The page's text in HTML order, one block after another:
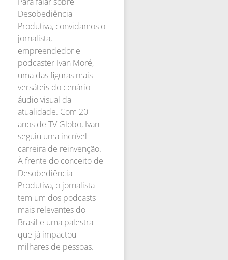
Desobediência
Produtiva, convidamos o
jornalista,
empreendedor e
podcaster Ivan Moré,
uma das figuras mais
versáteis do cenário
áudio visual da
atualidade. Com 20
anos de TV Globo, Ivan
seguiu uma incrível
carreira de reinvenção.
À frente do conceito de
Desobediência
Produtiva, o jornalista
tem um dos podcasts
mais relevantes do
Brasil e uma palestra
que já impactou
milhares de pessoas.